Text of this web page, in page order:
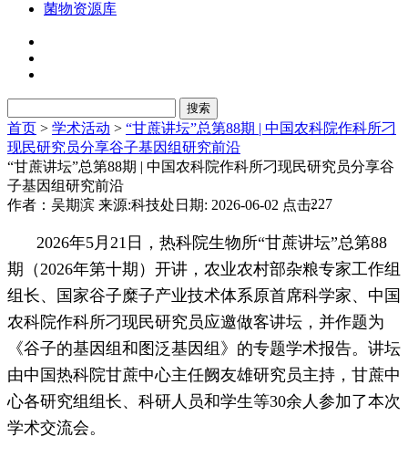
菌物资源库
首页 > 学术活动 > “甘蔗讲坛”总第88期 | 中国农科院作科所刁
现民研究员分享谷子基因组研究前沿
“甘蔗讲坛”总第88期 | 中国农科院作科所刁现民研究员分享谷
子基因组研究前沿
作者：吴期滨 来源:科技处 日期: 2026-06-02 点击:227
2026年5月21日，热科院生物所“甘蔗讲坛”总第88
期（2026年第十期）开讲，农业农村部杂粮专家工作组
组长、国家谷子糜子产业技术体系原首席科学家、中国
农科院作科所刁现民研究员应邀做客讲坛，并作题为
《谷子的基因组和图泛基因组》的专题学术报告。讲坛
由中国热科院甘蔗中心主任阙友雄研究员主持，甘蔗中
心各研究组组长、科研人员和学生等30余人参加了本次
学术交流会。